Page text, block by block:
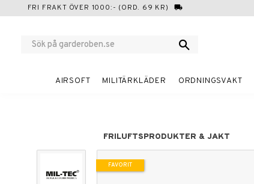
FRI FRAKT ÖVER 1000:- (ORD. 69 KR) local_shipping
AIRSOFT MILITÄRKLÄDER ORDNINGSVAKT
FRILUFTSPRODUKTER & JAKT
FAVORIT